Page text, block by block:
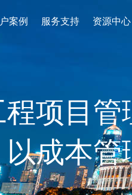
案例 服务支持 资源中心
项目
成本